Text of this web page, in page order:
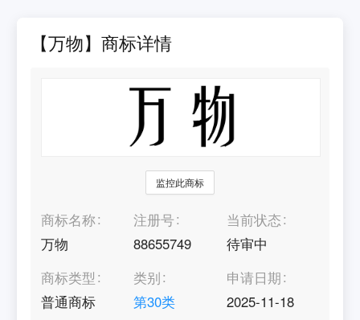
【万物】商标详情
监控此商标
商标名称
万物
注册号
88655749
当前状态
待审中
商标类型
普通商标
类别
第30类
申请日期
2025-11-18